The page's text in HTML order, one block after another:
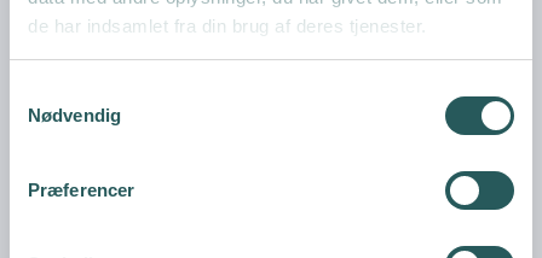
de har indsamlet fra din brug af deres tjenester.
Nødvendig
Præferencer